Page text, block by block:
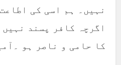
نہیں۔ ہم اسی کی
اگرچہ کافر پسند
کا حامی و ناصر ہو